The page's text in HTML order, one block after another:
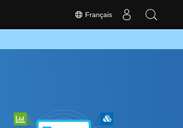
Français